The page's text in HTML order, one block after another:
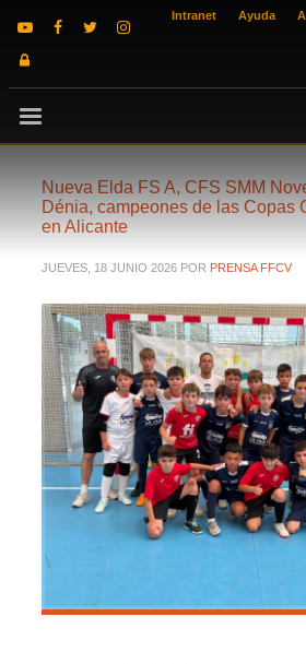
Intranet Ayuda
Nueva Elda FS A, CFS SMM
Dénia, campeones de las Copas
en Alicante
JUEVES, 18 JUNIO 2026 POR PRENSA FFCV